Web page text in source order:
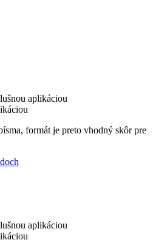
aplikáciou
formát je preto vhodný skôr pre
aplikáciou